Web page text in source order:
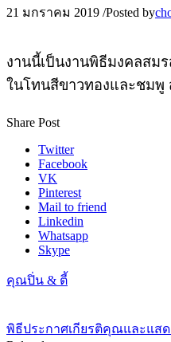
21 มกราคม 2019 /Posted by
งานนี้เป็นงานพิธีมงคลสม
ในโทนสีขาวทองและชมพู
Share Post
Twitter
Facebook
VK
Pinterest
Mail to friend
Linkedin
Whatsapp
Skype
คุณปิ่น & ตี้
พิธีประกาศเกียรติคุณและแสด